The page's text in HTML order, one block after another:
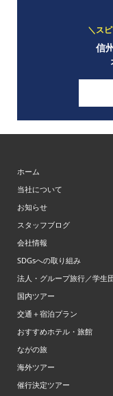
＼ス
信
ホーム
当社について
お知らせ
スタッフブログ
会社情報
SDGsへの取り組み
法人・グループ旅行／学生
国内ツアー
交通＋宿泊プラン
おすすめホテル・旅館
ながの旅
海外ツアー
催行決定ツアー